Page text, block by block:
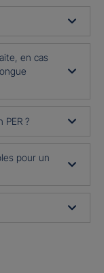
en cas
PER ?
pour un